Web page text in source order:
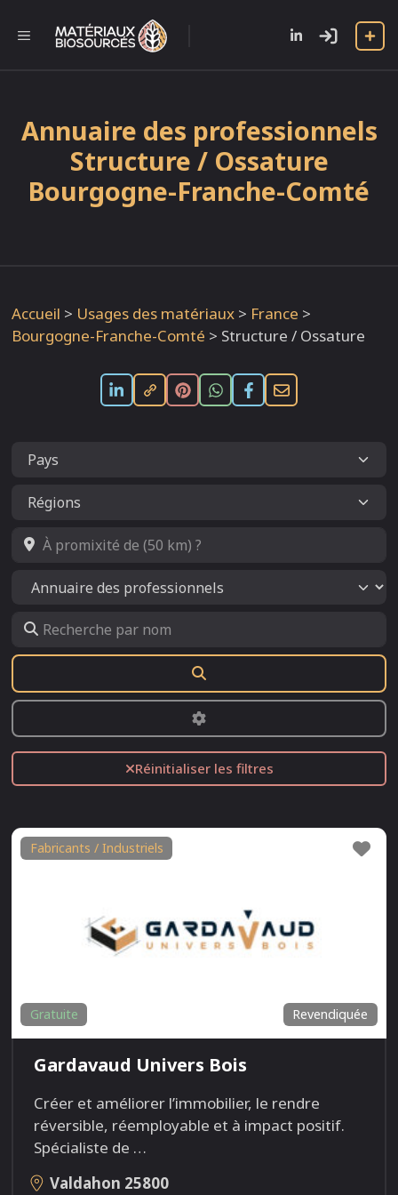
contenu
MENU
Annuaire des professionnels
Structure / Ossature
Bourgogne-Franche-Comté
Accueil > Usages des matériaux > France >
Bourgogne-Franche-Comté > Structure / Ossature
À promixité de (50 km) ?
Select search type
Recherche par nom
Advanced Filters
Réinitialiser les filtres
Fabricants / Industriels
Revendiquée
Gratuite
Gardavaud Univers Bois
Créer et améliorer l’immobilier, le rendre
réversible, réemployable et à impact positif.
Spécialiste de …
Valdahon 25800